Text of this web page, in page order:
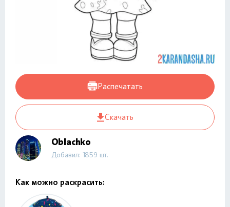
Распечатать
Скачать
Oblachko
Добавил: 1859 шт.
Как можно раскрасить: